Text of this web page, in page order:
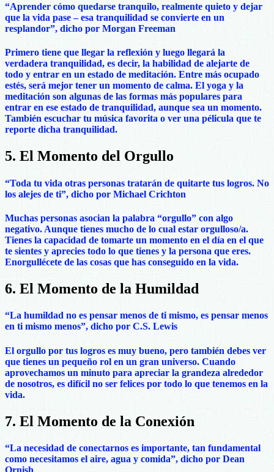
“Aprender cómo quedarse tranquilo, realmente quieto y dejar
que la vida pase – esa tranquilidad se convierte en un
resplandor”, dicho por Morgan Freeman
Primero tiene que llegar la reflexión y luego llegará la
verdadera tranquilidad, es decir, la habilidad de alejarte de
todo y entrar en un estado de meditación. Entre más ocupado
estés, será mejor tener un momento de calma. El yoga y la
meditación son algunas de las formas más populares para
entrar en ese estado de tranquilidad, aunque sea un momento.
También escuchar tu música favorita o ver una pélicula que te
reporte dicha tranquilidad.
5. El Momento del Orgullo
“Toda tu vida otras personas tratarán de quitarte tus logros. No
los alejes de ti”, dicho por Michael Crichton
Muchas personas asocian la palabra “orgullo” con algo
negativo. Aunque tienes mucho de lo cual estar orgulloso/a.
Tienes la capacidad de tomarte un momento en el día en el que
te sientes y aprecies todo lo que tienes y la persona que eres.
Enorgullécete de las cosas que has conseguido en la vida.
6. El Momento de la Humildad
“La humildad no es pensar menos de ti mismo, es pensar menos
en ti mismo menos”, dicho por C.S. Lewis
El orgullo por tus logros es muy bueno, pero también debes ver
que tienes un pequeño rol en un gran universo. Cuando
aprovechamos un minuto para apreciar la grandeza alrededor
de nosotros, es difícil no ser felices por todo lo que tenemos en la
vida.
7. El Momento de la Conexión
“La necesidad de conectarnos es importante, tan fundamental
como necesitamos el aire, agua y comida”, dicho por Dean
Ornish